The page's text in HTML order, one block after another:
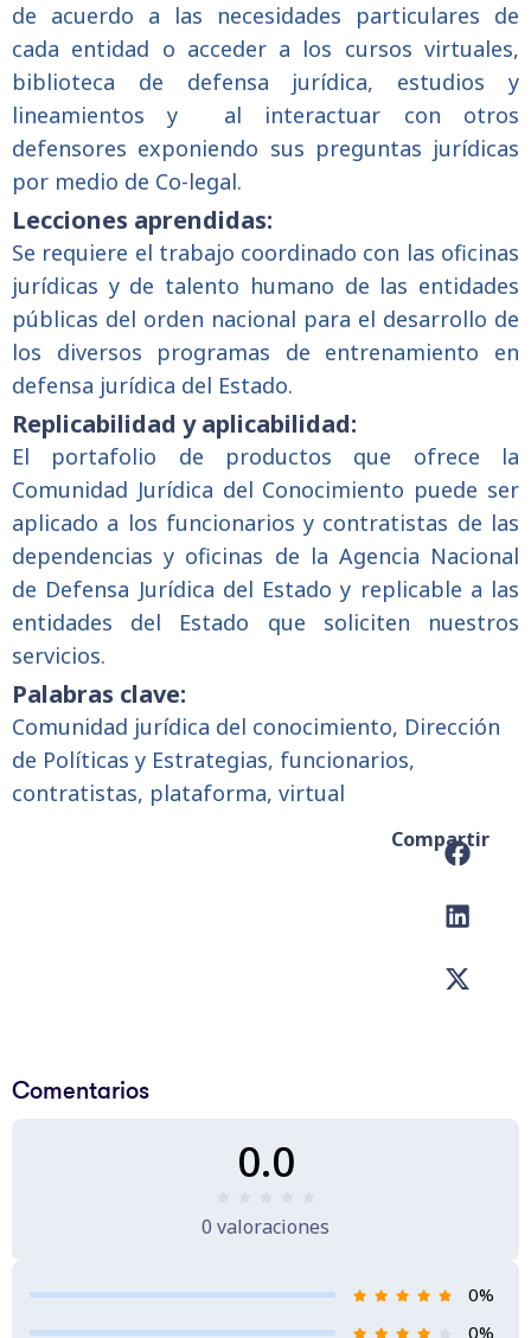
de acuerdo a las necesidades particulares de
cada entidad o acceder a los cursos virtuales,
biblioteca de defensa jurídica, estudios y
lineamientos y
al interactuar con otros
defensores exponiendo sus preguntas jurídicas
por medio de Co-legal.
Lecciones aprendidas:
Se requiere el trabajo coordinado con las oficinas
jurídicas y de talento humano de las entidades
públicas del orden nacional para el desarrollo de
los diversos programas de entrenamiento en
defensa jurídica del Estado.
Replicabilidad y aplicabilidad:
El portafolio de productos que ofrece la
Comunidad Jurídica del Conocimiento puede ser
aplicado a los funcionarios y contratistas de las
dependencias y oficinas de la Agencia Nacional
de Defensa Jurídica del Estado y replicable a las
entidades del Estado que soliciten nuestros
servicios.
Palabras clave:
Comunidad jurídica del conocimiento, Dirección
de Políticas y Estrategias, funcionarios,
contratistas, plataforma, virtual
Compartir
Comentarios
0.0
0 valoraciones
0%
0%